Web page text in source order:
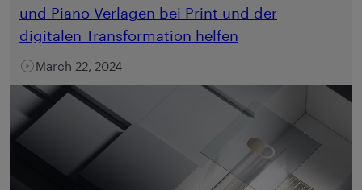
und Piano Verlagen bei Print und der
digitalen Transformation helfen
March 22, 2024